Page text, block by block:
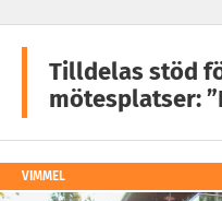
Tilldelas stöd
mötesplatser:
VIMMEL